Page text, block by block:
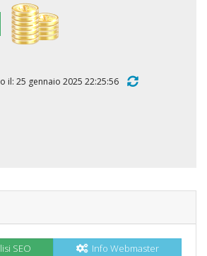
il: 25 gennaio 2025 22:25:56
SEO
Info Webmaster